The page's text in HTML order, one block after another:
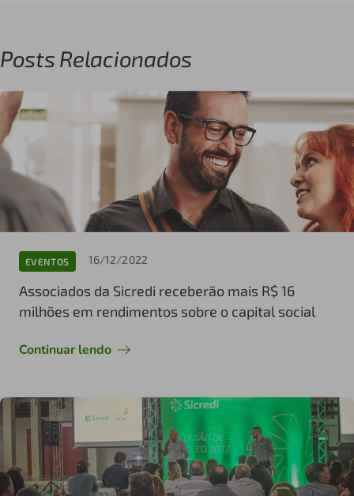
Posts Relacionados
EVENTOS 16/12/2022
Associados da Sicredi receberão mais R$ 16
milhões em rendimentos sobre o capital social
Continuar lendo